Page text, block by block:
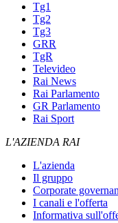
Tg1
Tg2
Tg3
GRR
TgR
Televideo
Rai News
Rai Parlamento
GR Parlamento
Rai Sport
L'AZIENDA RAI
L'azienda
Il gruppo
Corporate
I canali e l'offerta
Informativa